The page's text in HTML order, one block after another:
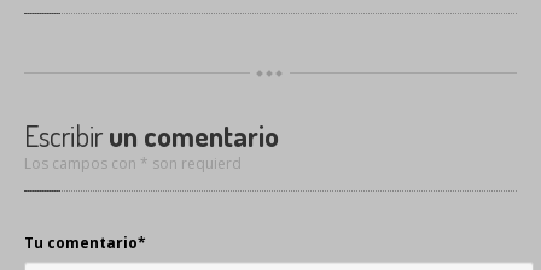
Escribirun comentario
Los campos con * son requierd
Tu comentario*